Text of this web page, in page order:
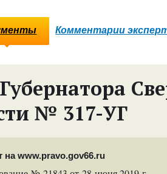
Комментарии
№ 317-УГ
на www.pravo.gov66.ru